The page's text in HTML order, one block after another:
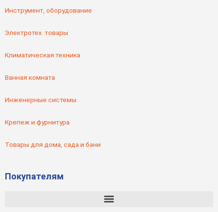
Инструмент, оборудование
Электротех. товары
Климатическая техника
Ванная комната
Инженерные системы
Крепеж и фурнитура
Товары для дома, сада и бани
Покупателям